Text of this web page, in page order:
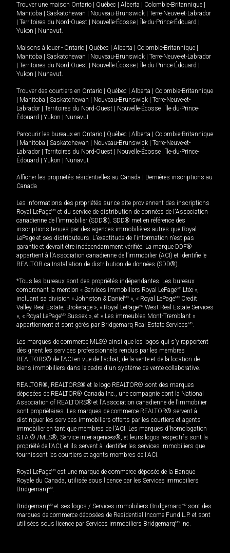
Trouver une maison Ontario Québec Alberta Colombie-Britannique
Manitoba
Saskatchewan Nouveau-Brunswick
Terre-Neuve-et-Labrador
Territoires du Nord-Ouest Nouvelle-Écosse Île-du-Prince-Édouard
Yukon
Nunavut.
Maisons à louer - Ontario Québec Alberta Colombie-Britannique
Manitoba
Saskatchewan Nouveau-Brunswick
Terre-Neuve-et-Labrador
Territoires du Nord-Ouest Nouvelle-Écosse Île-du-Prince-Édouard
Yukon
Nunavut.
Trouver des courtiers en Ontario Québec Alberta
Colombie-Britannique
Manitoba Saskatchewan Nouveau-Brunswick
Terre-Neuve-et-
Labrador
Territoires du Nord-Ouest Nouvelle-Écosse
Île-du-Prince-
Édouard
Yukon Nunavut
Parcourir les bureaux en Ontario Québec Alberta
Colombie-Britannique
Manitoba Saskatchewan Nouveau-Brunswick
Terre-Neuve-et-
Labrador
Territoires du Nord-Ouest Nouvelle-Écosse
Île-du-Prince-
Édouard
Yukon Nunavut
Afficher les propriétés résidentielles au Canada
Dernières inscriptions au
Canada
Les informations des propriétés sur ce site proviennent des inscriptions
Royal LePageMD et du service de distribution de données de l'Association
canadienne de l’immobilier (SDD®). SDD® met en référence des
inscriptions tenues par des agences immobilières autres que Royal
LePage et ses distributeurs. L'exactitude de l'information n'est pas
garantie et devrait être indépendamment vérifiée. La marque DDF®
appartient à l'Association canadienne de l’immobilier (ACI) et identifie le
REALTOR.ca Installation de distribution de données (SDD®).
*Tous les bureaux sont des propriétés indépendantes. Les bureaux
comprenant la mention « Services immobiliers Royal LePageMD Ltée »,
incluant sa division « Johnston & Daniel MD », « Royal LePageMD Credit
Valley Real Estate, Brokerage », « Royal LePageMD West Real Estate Services
», « Royal LePageMD Sussex », et « Les immeubles Mont-Tremblant »
appartiennent et sont gérés par Bridgemarq Real Estate ServicesMD.
Les marques de commerce MLS® ainsi que les logos qui s'y rapportent
désignent les services professionnels rendus par les membres
REALTORS® de l'ACI en vue de l'achat, de la vente et de la location de
biens immobiliers dans le cadre d'un système de vente collaborative.
REALTOR®, REALTORS® et le logo REALTOR® sont des marques
déposées de REALTOR® Canada Inc., une compagnie dont la National
Association of REALTORS® et l'Association canadienne de l’immobilier
sont propriétaires. Les marques de commerce REALTOR® servent à
distinguer les services immobiliers offerts par les courtiers et agents
immobilier en tant que membres de l'ACI. Les marques d'homologation
S.I.A.® /MLS®, Service inter-agences®, et leurs logos respectifs sont la
propriété de l'ACI, et ils servent à identifier les services immobiliers que
fournissent les courtiers et agents membres de l'ACI.
Royal LePageMD est une marque de commerce déposée de la Banque
Royale du Canada, utilisée sous licence par les Services immobiliers
BridgemarqMD.
BridgemarqMD et ses logos / Services immobiliers BridgemarqMD sont des
marques de commerce déposées de Residential Income Fund L.P. et sont
utilisées sous licence par Services immobiliers BridgemarqMD Inc.